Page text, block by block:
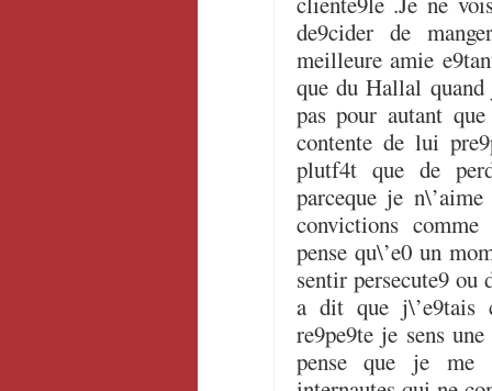
de9cider de
meilleure amie
que du Hallal
pas pour autant
contente de lui
plutf4t que de
parceque je
convictions
pense qu\’e0 un
sentir persecute9
a dit que
re9pe9te je sens
pense que je me